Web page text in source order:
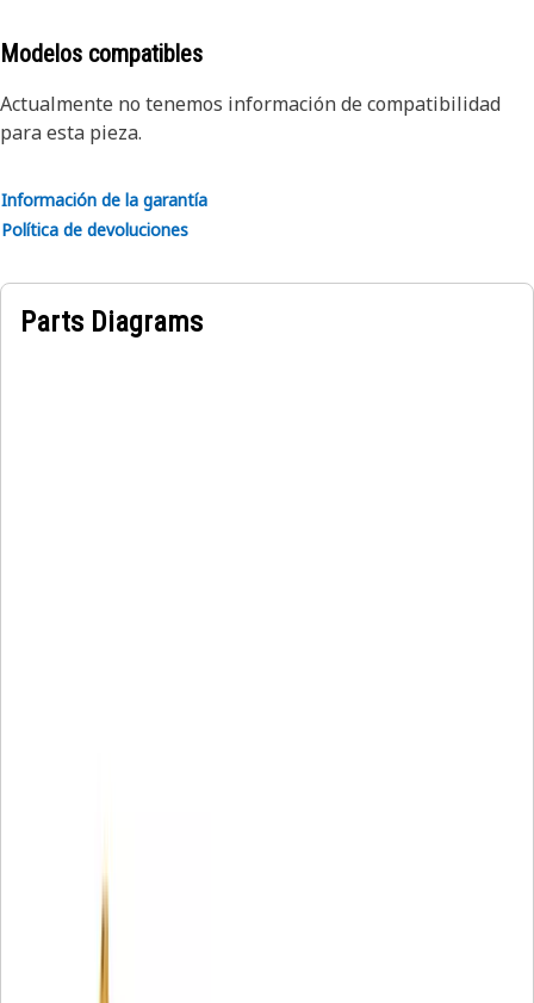
Modelos compatibles
Actualmente no tenemos información de compatibilidad
para esta pieza.
Información de la garantía
Política de devoluciones
Parts Diagrams